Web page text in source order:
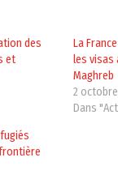
des
et
La
les visas
Maghreb
2 octobre
Dans